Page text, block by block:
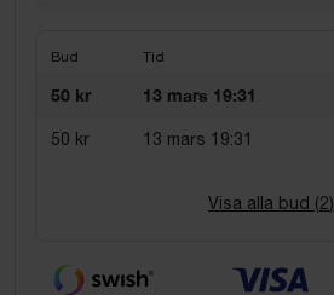
Bud Tid
50 kr 13 mars 19:31
50 kr 13 mars 19:31
Visa alla bud (2)